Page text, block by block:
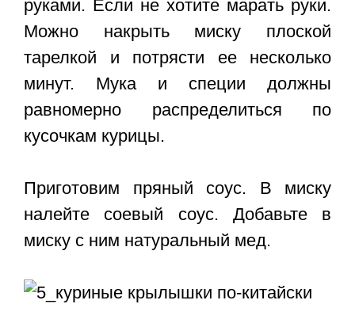
руками. Если не хотите марать руки.
Можно накрыть миску плоской
тарелкой и потрясти ее несколько
минут. Мука и специи должны
равномерно распределиться по
кусочкам курицы.
Приготовим пряный соус. В миску
налейте соевый соус. Добавьте в
миску с ним натуральный мед.